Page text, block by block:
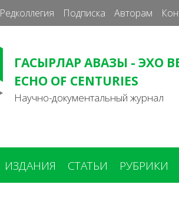
Редколлегия Подписка Авторам
ГАСЫРЛАР АВАЗЫ - ЭХО
ECHO OF CENTURIES
Научно-документальный журнал
ИЗДАНИЯ СТАТЬИ РУБРИКИ